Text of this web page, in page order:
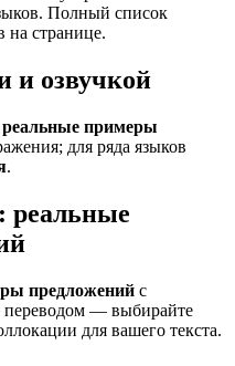
Полный список
на странице.
и озвучкой
реальные примеры
для ряда языков
.
реальные
предложений с
переводом — выбирайте
для вашего текста.